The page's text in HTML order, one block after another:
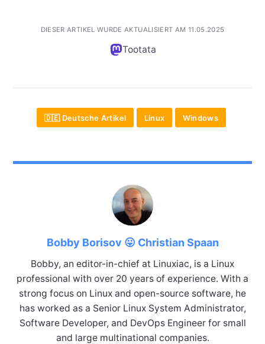
DIESER ARTIKEL WURDE AKTUALISIERT AM 11.05.2025
Tootata
🇩🇪 Deutsche Artikel Linux Windows
Bobby Borisov 😛 Christian Spaan
Bobby, an editor-in-chief at Linuxiac, is a Linux
professional with over 20 years of experience. With a
strong focus on Linux and open-source software, he
has worked as a Senior Linux System Administrator,
Software Developer, and DevOps Engineer for small
and large multinational companies.